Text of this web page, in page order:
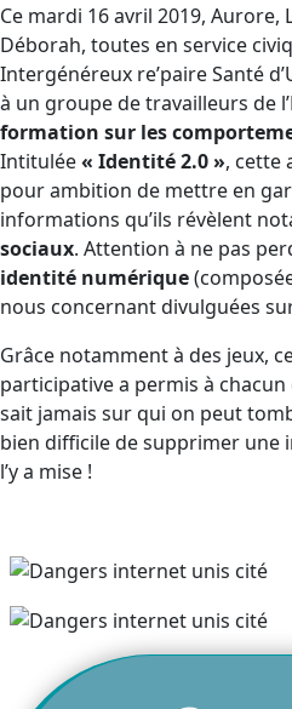
Ce mardi 16 avril 2019, Aurore,
Déborah, toutes en service
Intergénéreux re’paire Santé
à un groupe de travailleurs de
formation sur les
Intitulée« Identité 2.0 », cette
pour ambition de mettre en
informations qu’ils révèlent
sociaux. Attention à ne pas
identité numérique
nous concernant divulguées
Grâce notamment à des jeux,
participative a permis à
sait jamais sur qui on peut
bien difficile de supprimer une
l’y a mise !